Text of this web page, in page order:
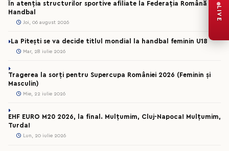
În atenția structurilor sportive afiliate la Federația Română de
Handbal
Joi, 06 august 2026
La Pitești se va decide titlul mondial la handbal feminin U18
Mar, 28 iulie 2026
Tragerea la sorți pentru Supercupa României 2026 (Feminin și
Masculin)
Mie, 22 iulie 2026
EHF EURO M20 2026, la final. Mulțumim, Cluj-Napoca! Mulțumim,
Turda!
Lun, 20 iulie 2026
LIVE